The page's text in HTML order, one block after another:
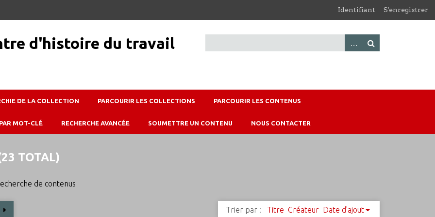
Identifiant S'enregistrer
DE LA COLLECTION PARCOURIR LES COLLECTIONS PARCOURIR LES CONTENUS
MOT-CLÉ RECHERCHE AVANCÉE SOUMETTRE UN CONTENU NOUS CONTACTER
TOTAL)
de contenus
Trier par : Titre Créateur Date d'ajout